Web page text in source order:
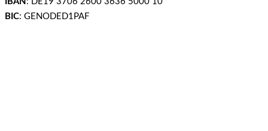
BIC: GENODED1PAF